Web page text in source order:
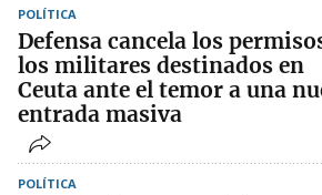
POLÍTICA
Defensa cancela los
los militares destinados en
Ceuta ante el temor a una
entrada masiva
POLÍTICA